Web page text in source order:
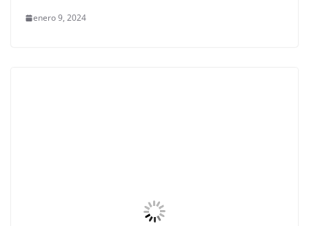
enero 9, 2024